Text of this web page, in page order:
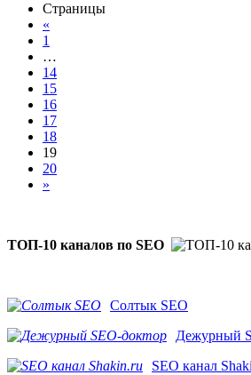
Страницы
«
1
…
14
15
16
17
18
19
20
»
ТОП-10 каналов по SEO
Солтык SEO
Дежурный
SEO канал